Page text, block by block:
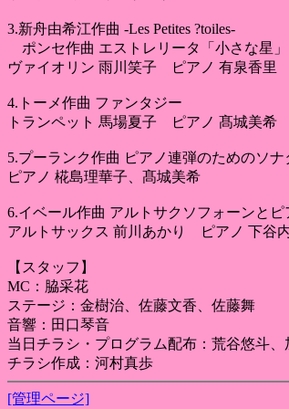
3.新舟由希江作曲 -Les Petites ?toiles-
ポンセ作曲 エストレリータ「小さな星」
ヴァイオリン 雨川笑子 ピアノ 有泉香里
4.トーメ作曲 ファンタジー
トランペット 馬場夏子 ピアノ 髙城美希
5.プーランク作曲 ピアノ連弾のためのソナ
ピアノ 椛島理華子、髙城美希
6.イベール作曲 アルトサクソフォーンと
アルトサックス 前川あかり ピアノ 下谷
【スタッフ】
MC：脇采花
ステージ：金樹治、佐藤文香、佐藤舞
音響：田口琴音
当日チラシ・プログラム配布：荒谷悠斗
チラシ作成：河村真歩
[管理ページ]